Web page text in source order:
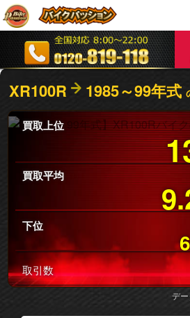
XR100R 1985～99年式
買取上位
買取平均
下位
取引数
デ